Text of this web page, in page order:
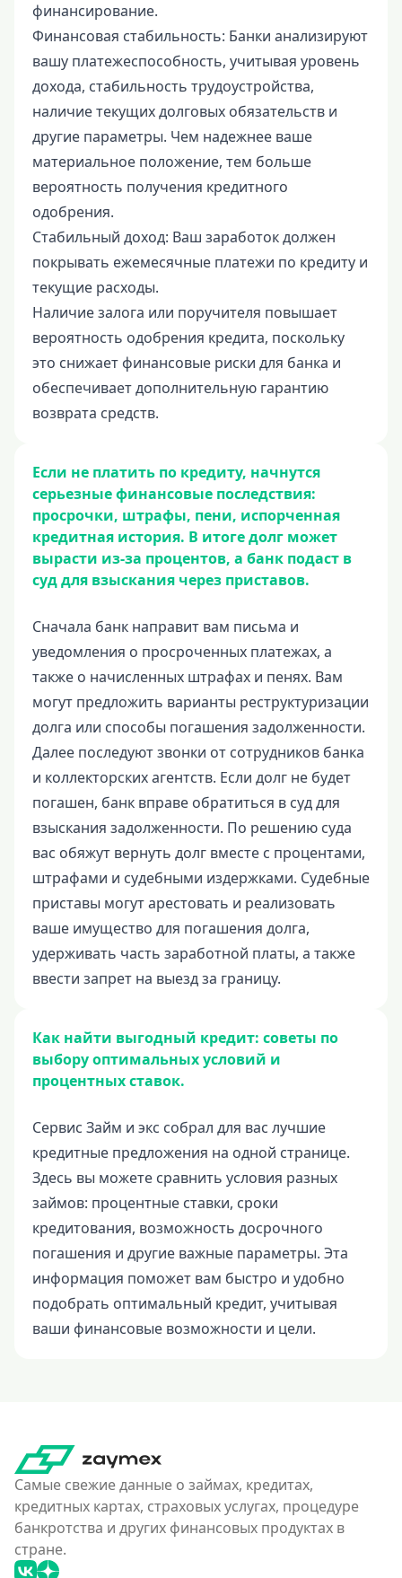
финансирование.
Финансовая стабильность: Банки анализируют
вашу платежеспособность, учитывая уровень
дохода, стабильность трудоустройства,
наличие текущих долговых обязательств и
другие параметры. Чем надежнее ваше
материальное положение, тем больше
вероятность получения кредитного
одобрения.
Стабильный доход: Ваш заработок должен
покрывать ежемесячные платежи по кредиту и
текущие расходы.
Наличие залога или поручителя повышает
вероятность одобрения кредита, поскольку
это снижает финансовые риски для банка и
обеспечивает дополнительную гарантию
возврата средств.
Если не платить по кредиту, начнутся
серьезные финансовые последствия:
просрочки, штрафы, пени, испорченная
кредитная история. В итоге долг может
вырасти из-за процентов, а банк подаст в
суд для взыскания через приставов.
Сначала банк направит вам письма и
уведомления о просроченных платежах, а
также о начисленных штрафах и пенях. Вам
могут предложить варианты реструктуризации
долга или способы погашения задолженности.
Далее последуют звонки от сотрудников банка
и коллекторских агентств. Если долг не будет
погашен, банк вправе обратиться в суд для
взыскания задолженности. По решению суда
вас обяжут вернуть долг вместе с процентами,
штрафами и судебными издержками. Судебные
приставы могут арестовать и реализовать
ваше имущество для погашения долга,
удерживать часть заработной платы, а также
ввести запрет на выезд за границу.
Как найти выгодный кредит: советы по
выбору оптимальных условий и
процентных ставок.
Сервис Займ и экс собрал для вас лучшие
кредитные предложения на одной странице.
Здесь вы можете сравнить условия разных
займов: процентные ставки, сроки
кредитования, возможность досрочного
погашения и другие важные параметры. Эта
информация поможет вам быстро и удобно
подобрать оптимальный кредит, учитывая
ваши финансовые возможности и цели.
Самые свежие данные о займах, кредитах,
кредитных картах, страховых услугах, процедуре
банкротства и других финансовых продуктах в
стране.